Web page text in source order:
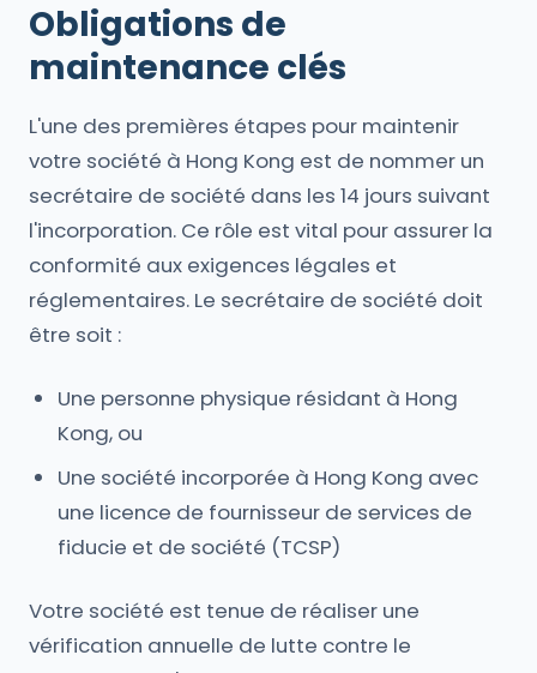
Obligations de
maintenance clés
L'une des premières étapes pour maintenir
votre société à Hong Kong est de nommer un
secrétaire de société dans les 14 jours suivant
l'incorporation. Ce rôle est vital pour assurer la
conformité aux exigences légales et
réglementaires. Le secrétaire de société doit
être soit :
Une personne physique résidant à Hong
Kong, ou
Une société incorporée à Hong Kong avec
une licence de fournisseur de services de
fiducie et de société (TCSP)
Votre société est tenue de réaliser une
vérification annuelle de lutte contre le